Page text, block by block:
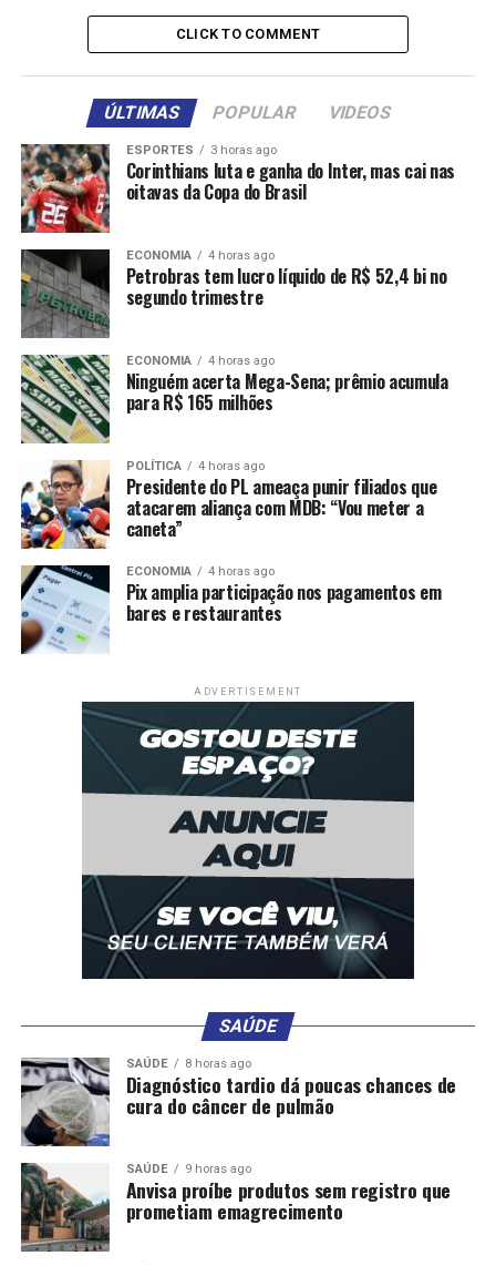
contrário do restante do elenco, que já foi submetido
aos testes no fim da temporada, em programação para a
dia 8 de janeiro.
Outro fator importante para Oscar acertar com o
Tricolor Paulista foi que, acompanhando as redes
sociais, o meia teria entendido que a maioria da torcida
são-paulina aprovaria sua volta, superando sua saída
conturbada do clube em 2009, quando foi para
o Internacional.
Em sua última temporada na China, Oscar teve ótimos
números. Foram 39 jogos, 16 gols marcados e incríveis
29 assistências. Seu último jogo é recente, quando
esteve em campo no empate em 1 a 1 do Shangai com o
Gwangju, no dia 3 de dezembro.
Oscar foi revelado nas categorias de base do São Paulo,
tendo participado dos títulos brasileiros de 2007 e 2008.
Entretanto, deixou o Tricolor Paulista em 2009, uma
campeão da Copa Libertadores de 2010.
Comentários
ACORDO DESTAQUE
ENCAMINHAM
PAULO POR SÃO
Piloto cuiabano conquista título da Overall em
Interlagos e garante vaga na Stock Series
Mixto se reforça para o mato-grossense com meia que
estava no futebol paulista
CLICK TO COMMENT
ÚLTIMAS POPULAR VIDEOS
ESPORTES 3 horas ago
Corinthians luta e ganha do Inter, mas cai nas
oitavas da Copa do Brasil
ECONOMIA 4 horas ago
Petrobras tem lucro líquido de R$ 52,4 bi no
segundo trimestre
ECONOMIA 4 horas ago
Ninguém acerta Mega-Sena; prêmio acumula
para R$ 165 milhões
POLÍTICA 4 horas ago
Presidente do PL ameaça punir filiados que
atacarem aliança com MDB: “Vou meter a
caneta”
ECONOMIA 4 horas ago
Pix amplia participação nos pagamentos em
bares e restaurantes
ADVERTISEMENT
SAÚDE
SAÚDE 8 horas ago
Diagnóstico tardio dá poucas chances de
cura do câncer de pulmão
SAÚDE 9 horas ago
Anvisa proíbe produtos sem registro que
prometiam emagrecimento